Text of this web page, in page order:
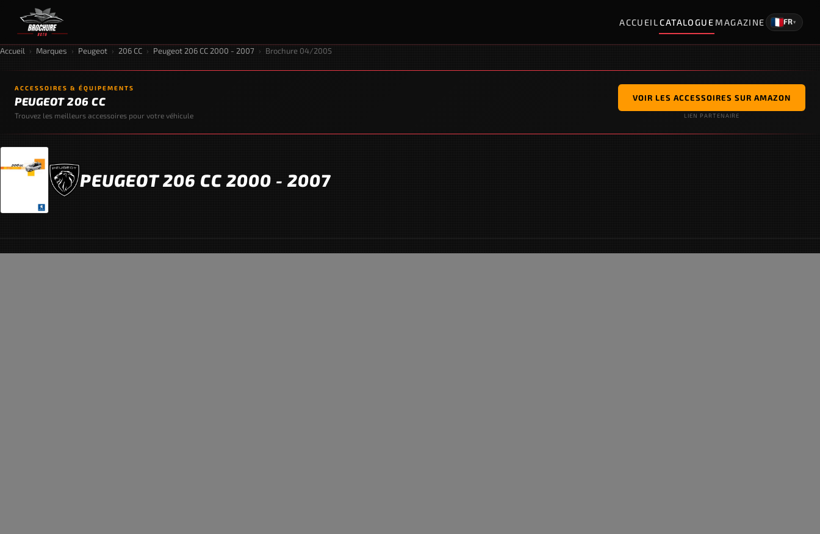
ACCUEILCATALOGUE MAGAZINE FR▾
Accueil › Marques › Peugeot › 206 CC › Peugeot 206 CC 2000 - 2007 › Brochure 04/2005
ACCESSOIRES & ÉQUIPEMENTS
PEUGEOT 206 CC
Trouvez les meilleurs accessoires pour votre véhicule
VOIR LES ACCESSOIRES SUR AMAZON
LIEN PARTENAIRE
PEUGEOT 206 CC 2000 - 2007